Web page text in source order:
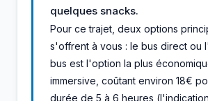
quelques snacks.
Pour ce trajet, deux options
s'offrent à vous : le bus direct ou
bus est l'option la plus
immersive, coûtant environ 18€
durée de 5 à 6 heures